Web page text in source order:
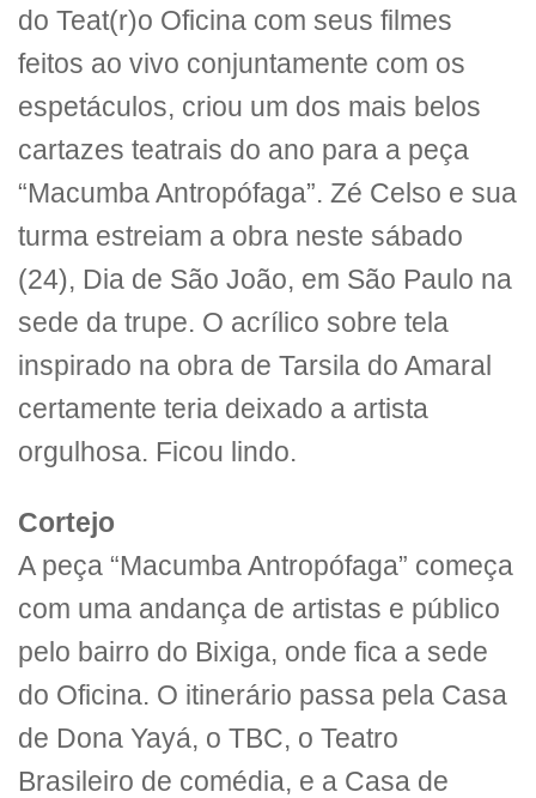
do Teat(r)o Oficina com seus filmes
feitos ao vivo conjuntamente com os
espetáculos, criou um dos mais belos
cartazes teatrais do ano para a peça
“Macumba Antropófaga”. Zé Celso e sua
turma estreiam a obra neste sábado
(24), Dia de São João, em São Paulo na
sede da trupe. O acrílico sobre tela
inspirado na obra de Tarsila do Amaral
certamente teria deixado a artista
orgulhosa. Ficou lindo.
Cortejo
A peça “Macumba Antropófaga” começa
com uma andança de artistas e público
pelo bairro do Bixiga, onde fica a sede
do Oficina. O itinerário passa pela Casa
de Dona Yayá, o TBC, o Teatro
Brasileiro de comédia, e a Casa de